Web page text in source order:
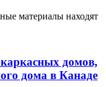
материалы находят
домов,
дома в Канаде